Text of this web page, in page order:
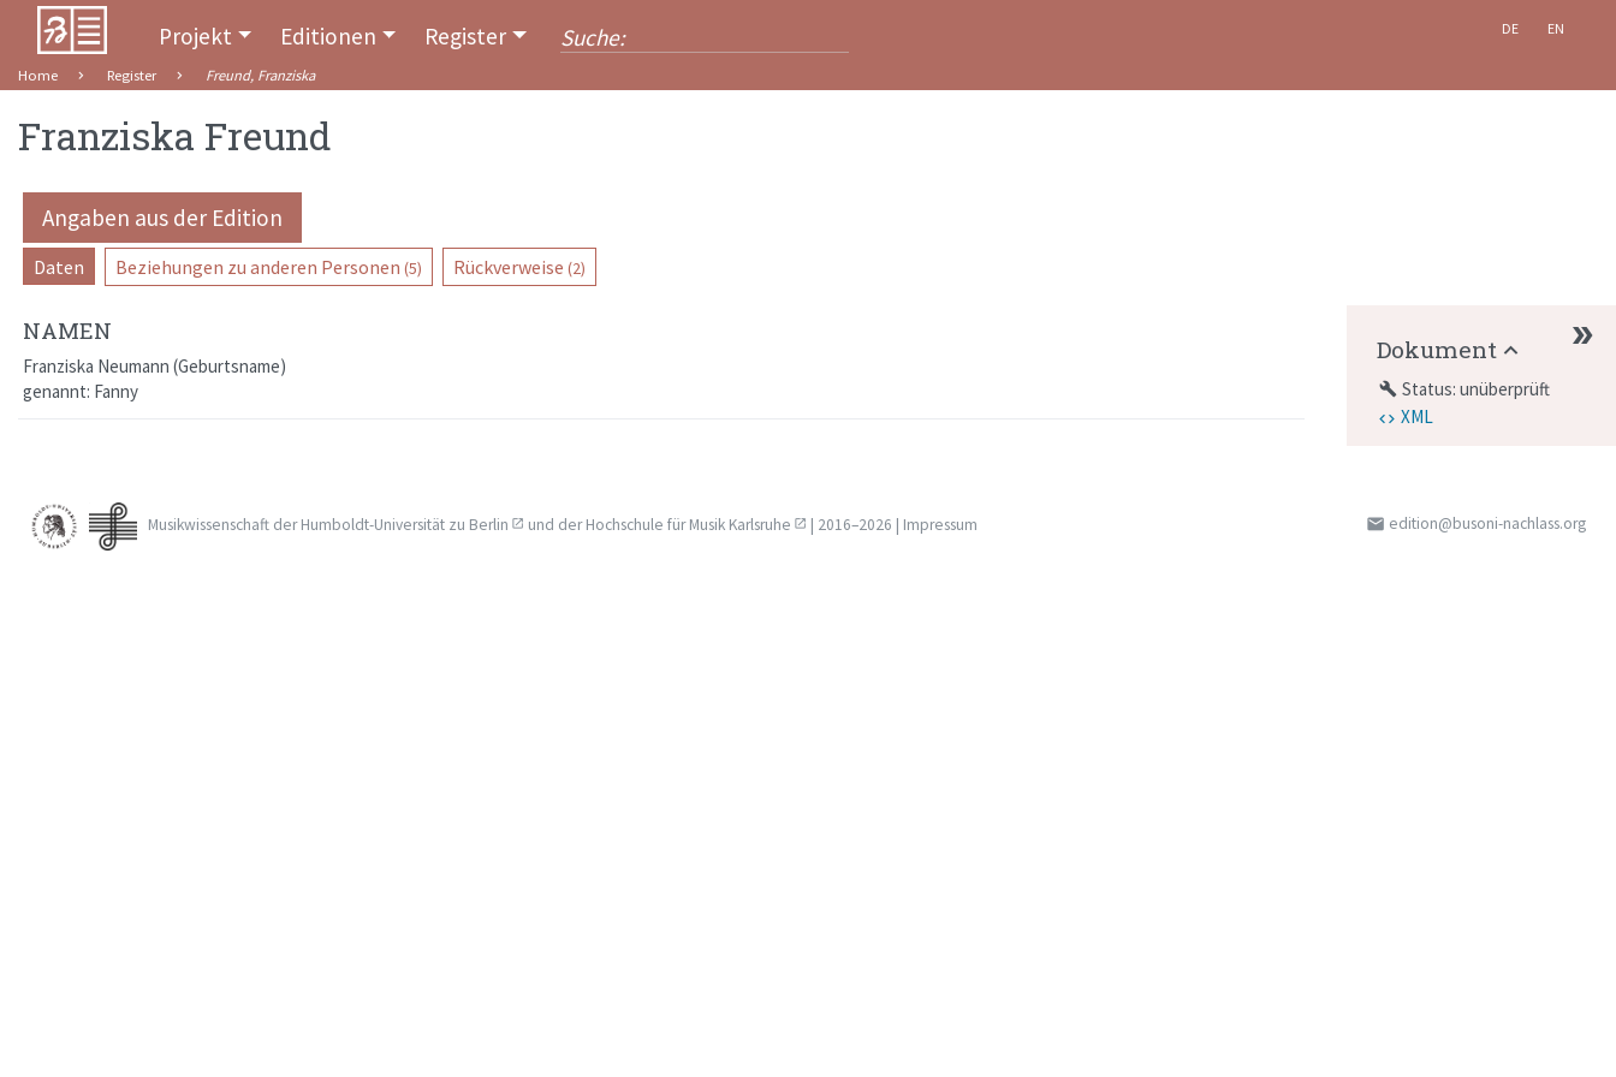
Projekt Editionen Register DE EN
Home Register Freund, Franziska
Franziska Freund
Angaben aus der Edition
Daten Beziehungen zu anderen Personen (5) Rückverweise (2)
NAMEN
Franziska Neumann Geburtsname
genannt: Fanny
Dokument
build Status: unüberprüft
XML
Musikwissenschaft derHumboldt-Universität zu Berlin und derHochschule für Musik Karlsruhe | 2016–2026 | Impressum email edition@busoni-nachlass.org